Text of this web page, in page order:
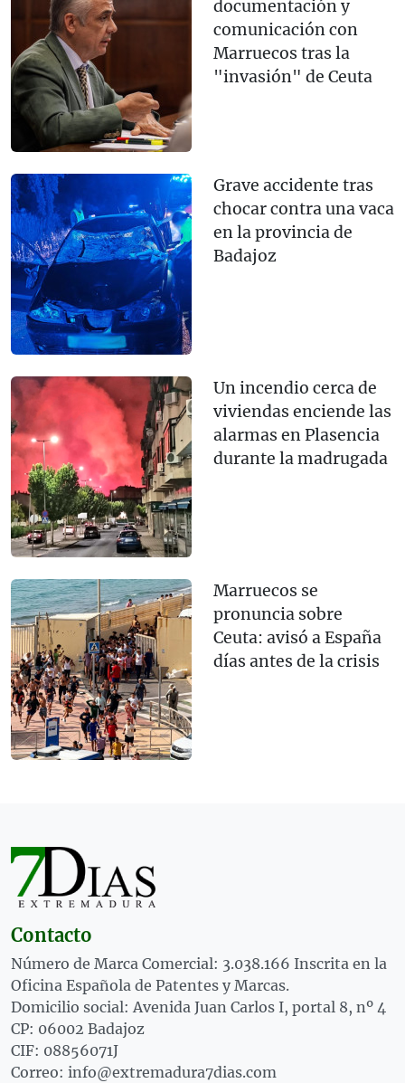
documentación y
comunicación con
Marruecos tras la
"invasión" de Ceuta
Grave accidente tras
chocar contra una vaca
en la provincia de
Badajoz
Un incendio cerca de
viviendas enciende las
alarmas en Plasencia
durante la madrugada
Marruecos se
pronuncia sobre
Ceuta: avisó a España
días antes de la crisis
Contacto
Número de Marca Comercial: 3.038.166 Inscrita en la
Oficina Española de Patentes y Marcas.
Domicilio social: Avenida Juan Carlos I, portal 8, nº 4
CP: 06002 Badajoz
CIF: 08856071J
Correo: info@extremadura7dias.com